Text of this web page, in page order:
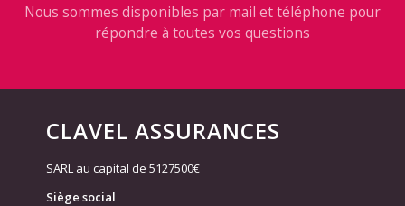
Nous sommes disponibles par mail et téléphone pour
répondre à toutes vos questions
CLAVEL ASSURANCES
SARL au capital de 5127500€
Siège social